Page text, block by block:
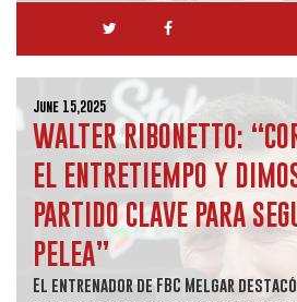
June 15,2025
WALTER RIBONETTO:
EL ENTRETIEMPO Y
PARTIDO CLAVE PARA
PELEA”
El entrenador de FBC Melgar